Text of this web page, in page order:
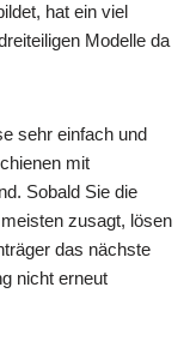
hat ein viel
Modelle da
sehr einfach und
mit
Sobald Sie die
zusagt, lösen
das nächste
nicht erneut